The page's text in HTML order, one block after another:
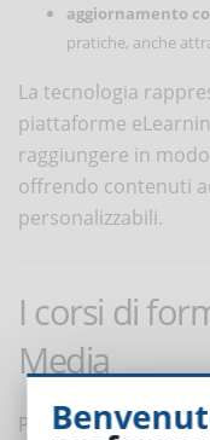
aggiornamento
pratiche, anche
La tecnologia
piattaforme
raggiungere in
offrendo contenuti
personalizzabili.
I corsi di
Media
Per accompagnare